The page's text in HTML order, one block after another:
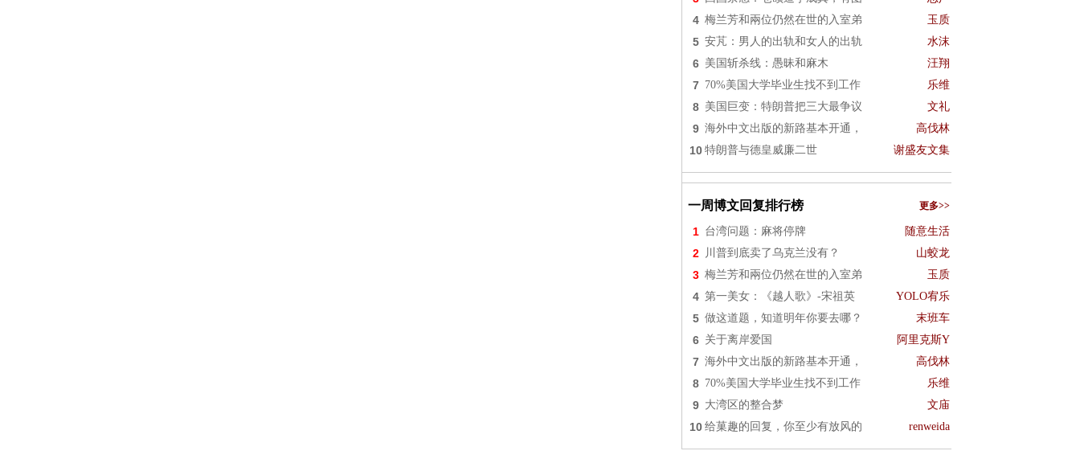
4 梅兰芳和兩位仍然在世的入室弟 玉质
5 安芃：男人的出轨和女人的出轨 水沫
6 美国斩杀线：愚昧和麻木 汪翔
7 70%美国大学毕业生找不到工作 乐维
8 美国巨变：特朗普把三大最争议 文礼
9 海外中文出版的新路基本开通， 高伐林
10 特朗普与德皇威廉二世 谢盛友文集
一周博文回复排行榜 更多>>
1 台湾问题：麻将停牌 随意生活
2 川普到底卖了乌克兰没有？ 山蛟龙
3 梅兰芳和兩位仍然在世的入室弟 玉质
4 第一美女：《越人歌》-宋祖英 YOLO宥乐
5 做这道题，知道明年你要去哪？ 末班车
6 关于离岸爱国 阿里克斯Y
7 海外中文出版的新路基本开通， 高伐林
8 70%美国大学毕业生找不到工作 乐维
9 大湾区的整合梦 文庙
10 给菓趣的回复，你至少有放风的 renweida